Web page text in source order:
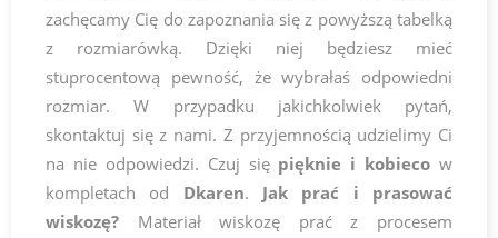
zachęcamy Cię do zapoznania się z powyższą tabelką
z rozmiarówką. Dzięki niej będziesz mieć
stuprocentową pewność, że wybrałaś odpowiedni
rozmiar. W przypadku jakichkolwiek pytań,
skontaktuj się z nami. Z przyjemnością udzielimy Ci
na nie odpowiedzi. Czuj się pięknie i kobieco w
kompletach od Dkaren. Jak prać i prasować
wiskozę? Materiał wiskozę prać z procesem